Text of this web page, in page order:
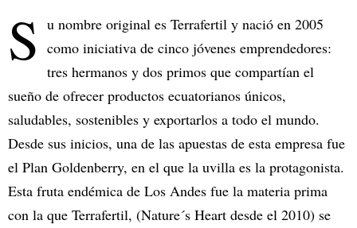
S u nombre original es Terrafertil y nació en 2005
como iniciativa de cinco jóvenes emprendedores:
tres hermanos y dos primos que compartían el
sueño de ofrecer productos ecuatorianos únicos,
saludables, sostenibles y exportarlos a todo el mundo.
Desde sus inicios, una de las apuestas de esta empresa fue
el Plan Goldenberry, en el que la uvilla es la protagonista.
Esta fruta endémica de Los Andes fue la materia prima
con la que Terrafertil, (Nature´s Heart desde el 2010) se